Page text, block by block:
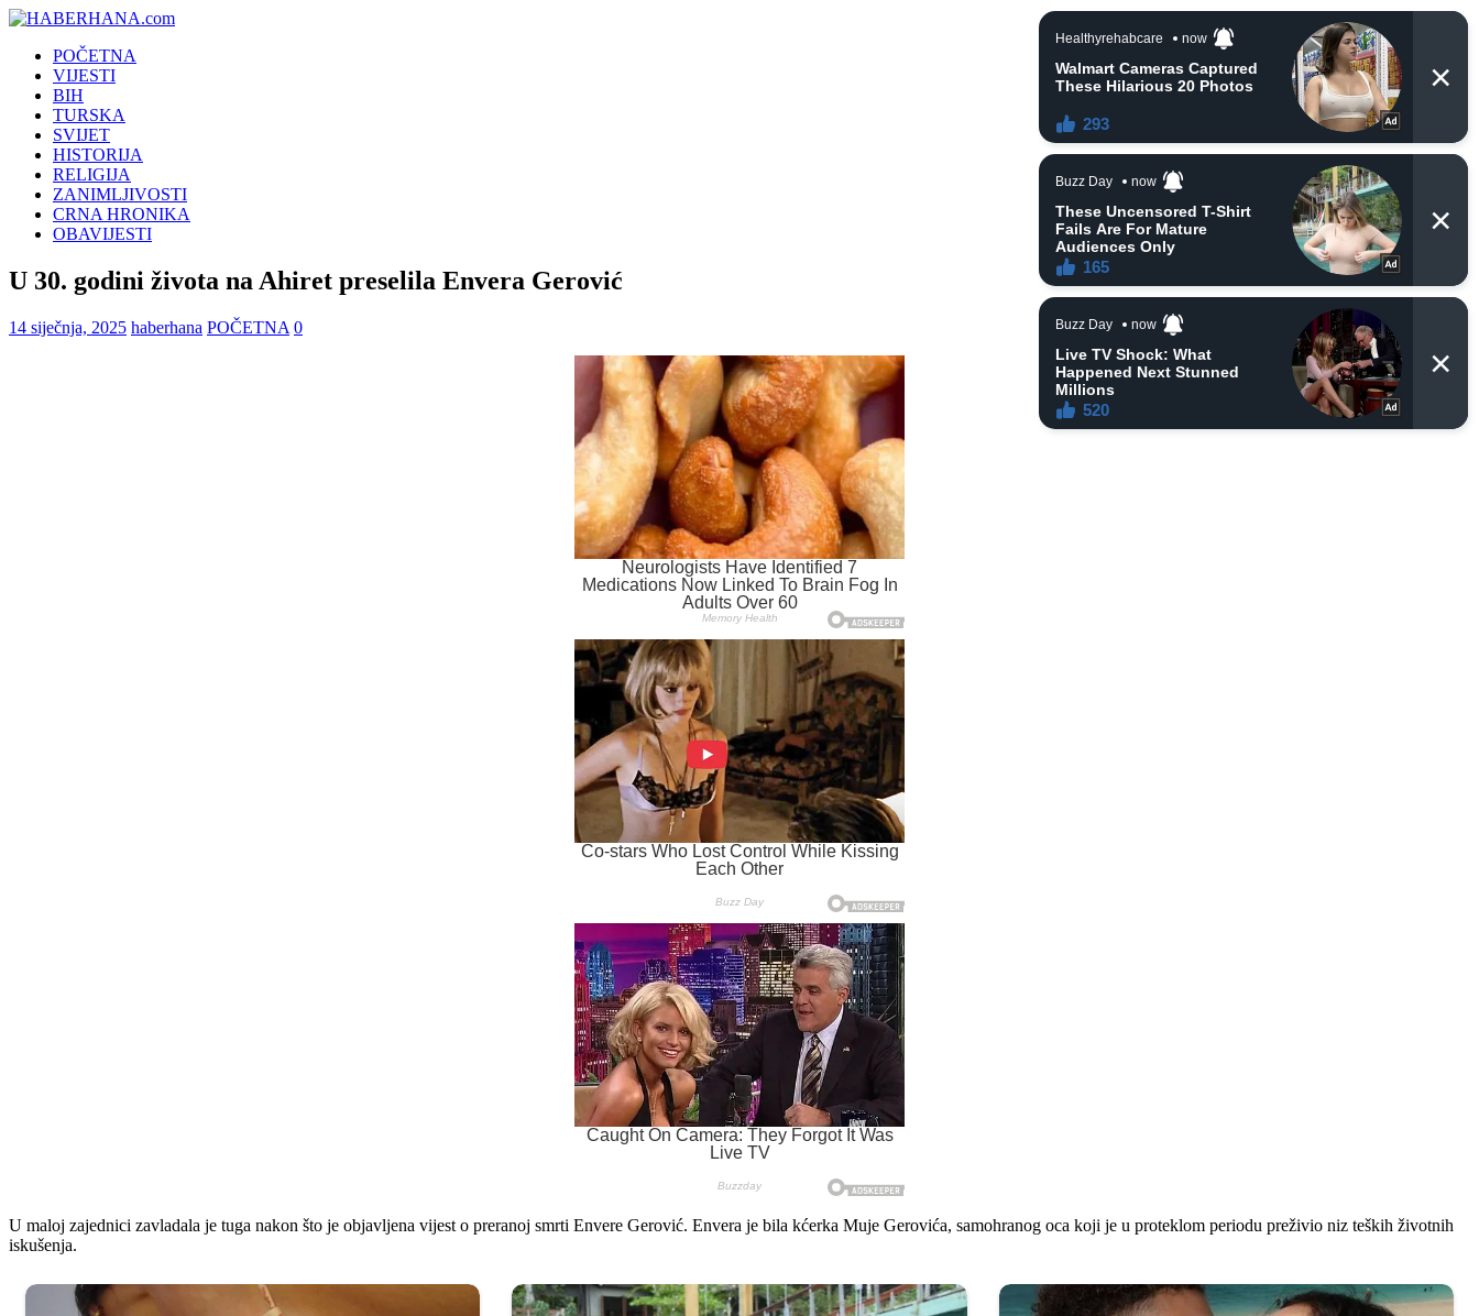
POČETNA
VIJESTI
BIH
TURSKA
SVIJET
HISTORIJA
RELIGIJA
ZANIMLJIVOSTI
CRNA HRONIKA
OBAVIJESTI
U 30. godini života na Ahiret preselila Envera Gerović
14 siječnja, 2025 haberhana POČETNA 0
U maloj zajednici zavladala je tuga nakon što je objavljena vijest o preranoj smrti Envere Gerović. Envera je bila kćerka Muje Gerovića, samohranog oca koji je u proteklom periodu preživio niz teških životnih
iskušenja.